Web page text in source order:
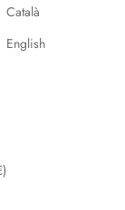
Català
English